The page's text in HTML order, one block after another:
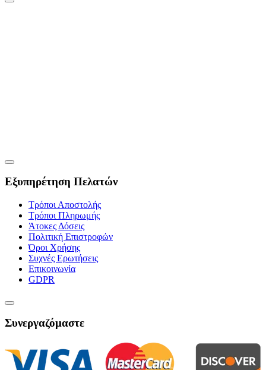
Εξυπηρέτηση Πελατών
Τρόποι Αποστολής
Τρόποι Πληρωμής
Άτοκες Δόσεις
Πολιτική Επιστροφών
Όροι Χρήσης
Συχνές Ερωτήσεις
Επικοινωνία
GDPR
Συνεργαζόμαστε